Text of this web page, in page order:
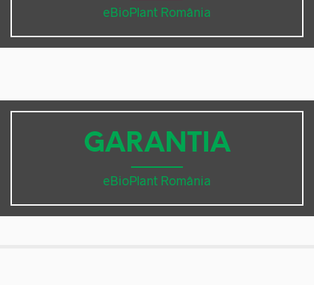
eBioPlant România
GARANTIA
eBioPlant România